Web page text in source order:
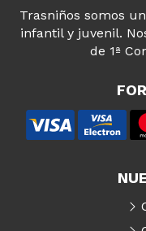
Trasniños somos
infantil y juvenil.
de 1ª